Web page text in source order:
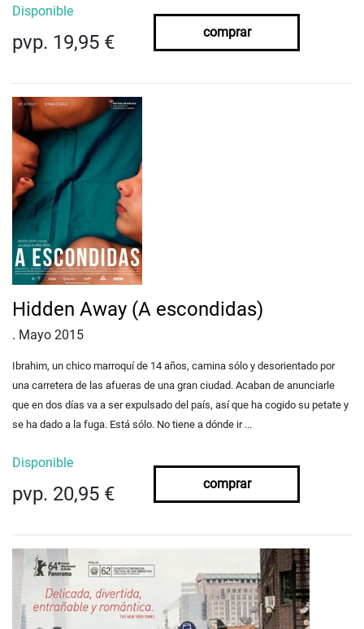
Disponible
pvp. 19,95 € comprar
Hidden Away (A escondidas)
. Mayo 2015
Ibrahim, un chico marroquí de 14 años, camina sólo y desorientado por
una carretera de las afueras de una gran ciudad. Acaban de anunciarle
que en dos días va a ser expulsado del país, así que ha cogido su petate y
se ha dado a la fuga. Está sólo. No tiene a dónde ir ...
Disponible
pvp. 20,95 € comprar